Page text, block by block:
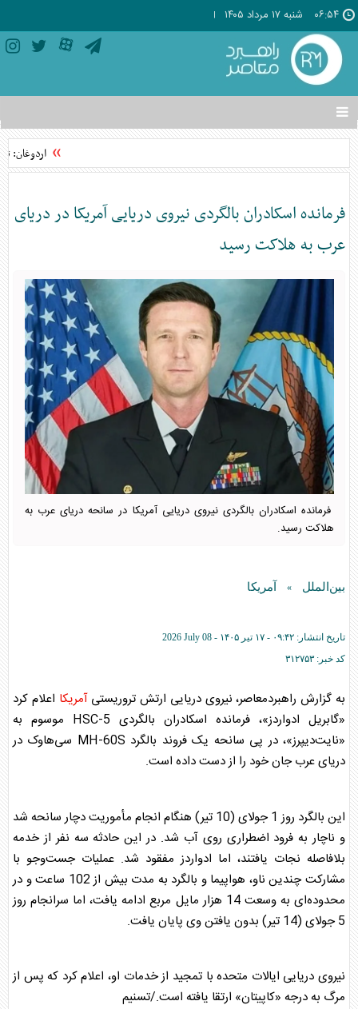
۰۶:۵۴ شنبه ۱۷ مرداد ۱۴۰۵
تغییر
وضعیت
منوی
ها
اردوغان:
فرمانده اسکادران بالگردی نیروی دریایی آمریکا در دریای
عرب به هلاکت رسید
فرمانده اسکادران بالگردی نیروی دریایی آمریکا در سانحه دریای عرب به
هلاکت رسید.
بین‌الملل » آمریکا
تاریخ انتشار: ۰۹:۴۲ - ۱۷ تير ۱۴۰۵ -
2026 July 08
کد خبر: ۳۱۲۷۵۳
به گزارش راهبردمعاصر، نیروی دریایی ارتش تروریستیآمریکا اعلام کرد
«گابریل ادواردز»، فرمانده اسکادران بالگردی HSC-5 موسوم به
«نایت‌دیپرز»، در پی سانحه یک فروند بالگرد MH-60S سی‌هاوک در
دریای عرب جان خود را از دست داده است.
این بالگرد روز 1 جولای (10 تیر) هنگام انجام مأموریت دچار سانحه شد
و ناچار به فرود اضطراری روی آب شد. در این حادثه سه نفر از خدمه
بلافاصله نجات یافتند، اما ادواردز مفقود شد. عملیات جست‌وجو با
مشارکت چندین ناو، هواپیما و بالگرد به مدت بیش از 102 ساعت و در
محدوده‌ای به وسعت 14 هزار مایل مربع ادامه یافت، اما سرانجام روز
5 جولای (14 تیر) بدون یافتن وی پایان یافت.
نیروی دریایی ایالات متحده با تمجید از خدمات او، اعلام کرد که پس از
مرگ به درجه «کاپیتان» ارتقا یافته است./تسنیم